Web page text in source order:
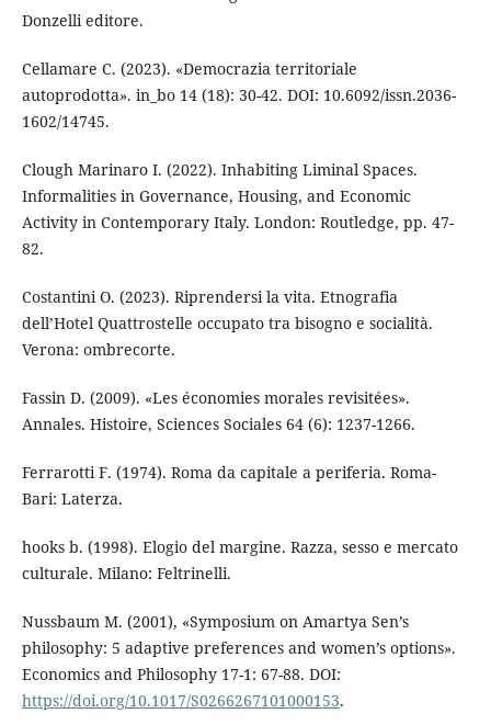
Donzelli editore.
Cellamare C. (2023). «Democrazia territoriale
autoprodotta». in_bo 14 (18): 30-42. DOI: 10.6092/issn.2036-
1602/14745.
Clough Marinaro I. (2022). Inhabiting Liminal Spaces.
Informalities in Governance, Housing, and Economic
Activity in Contemporary Italy. London: Routledge, pp. 47-
82.
Costantini O. (2023). Riprendersi la vita. Etnografia
dell’Hotel Quattrostelle occupato tra bisogno e socialità.
Verona: ombrecorte.
Fassin D. (2009). «Les économies morales revisitées».
Annales. Histoire, Sciences Sociales 64 (6): 1237-1266.
Ferrarotti F. (1974). Roma da capitale a periferia. Roma-
Bari: Laterza.
hooks b. (1998). Elogio del margine. Razza, sesso e mercato
culturale. Milano: Feltrinelli.
Nussbaum M. (2001), «Symposium on Amartya Sen’s
philosophy: 5 adaptive preferences and women’s options».
Economics and Philosophy 17-1: 67-88. DOI:
https://doi.org/10.1017/S0266267101000153.